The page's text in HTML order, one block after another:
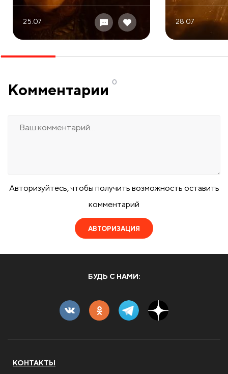
25.07 28.07
Комментарии 0
Авторизуйтесь, чтобы получить возможность оставить
комментарий
АВТОРИЗАЦИЯ
БУДЬ С НАМИ:
КОНТАКТЫ